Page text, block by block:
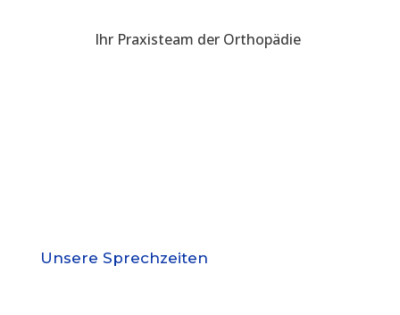
Ihr Praxisteam der Orthopädie
Unsere Sprechzeiten